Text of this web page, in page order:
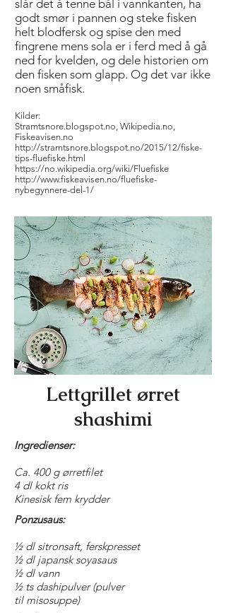
slår det å tenne bål i vannkanten, ha
godt smør i pannen og steke fisken
helt blodfersk og spise den med
fingrene mens sola er i ferd med å gå
ned for kvelden, og dele historien om
den fisken som glapp. Og det var ikke
noen småfisk.
Kilder:
Stramtsnore.blogspot.no, Wikipedia.no,
Fiskeavisen.no
http://stramtsnore.blogspot.no/2015/12/fiske-
tips-fluefiske.html
https://no.wikipedia.org/wiki/Fluefiske
http://www.fiskeavisen.no/fluefiske-
nybegynnere-del-1/
Lettgrillet ørret
shashimi
Ingredienser:
Ca. 400 g ørretfilet
4 dl kokt ris
Kinesisk fem krydder
Ponzusaus:
½ dl sitronsaft, ferskpresset
½ dl japansk soyasaus
½ dl vann
½ ts dashipulver (pulver
til misosuppe)